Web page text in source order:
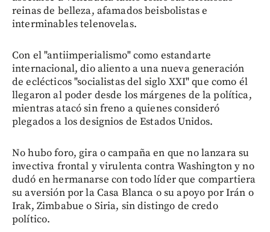
reinas de belleza, afamados beisbolistas e
interminables telenovelas.
Con el "antiimperialismo" como estandarte
internacional, dio aliento a una nueva generación
de eclécticos "socialistas del siglo XXI" que como él
llegaron al poder desde los márgenes de la política,
mientras atacó sin freno a quienes consideró
plegados a los designios de Estados Unidos.
No hubo foro, gira o campaña en que no lanzara su
invectiva frontal y virulenta contra Washington y no
dudó en hermanarse con todo líder que compartiera
su aversión por la Casa Blanca o su apoyo por Irán o
Irak, Zimbabue o Siria, sin distingo de credo
político.